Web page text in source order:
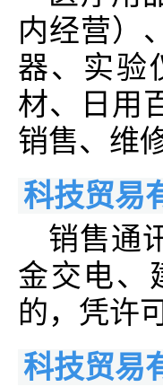
内经营）
器、实验
材、日用
销售、维
科技贸易
销售通
金交电、
的，凭许
科技贸易